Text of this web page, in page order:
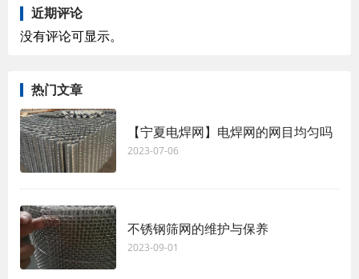
近期评论
没有评论可显示。
热门文章
【宁夏电焊网】电焊网的网目均匀吗
2023-07-06
不锈钢筛网的维护与保养
2023-09-01